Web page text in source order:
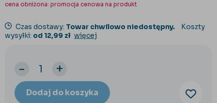
cena obniżona: promocja cenowa na produkt
Czas dostawy: Towar chwilowo niedostępny.
Koszty
wysyłki: od 12,99 zł więcej
- +
Dodaj do koszyka